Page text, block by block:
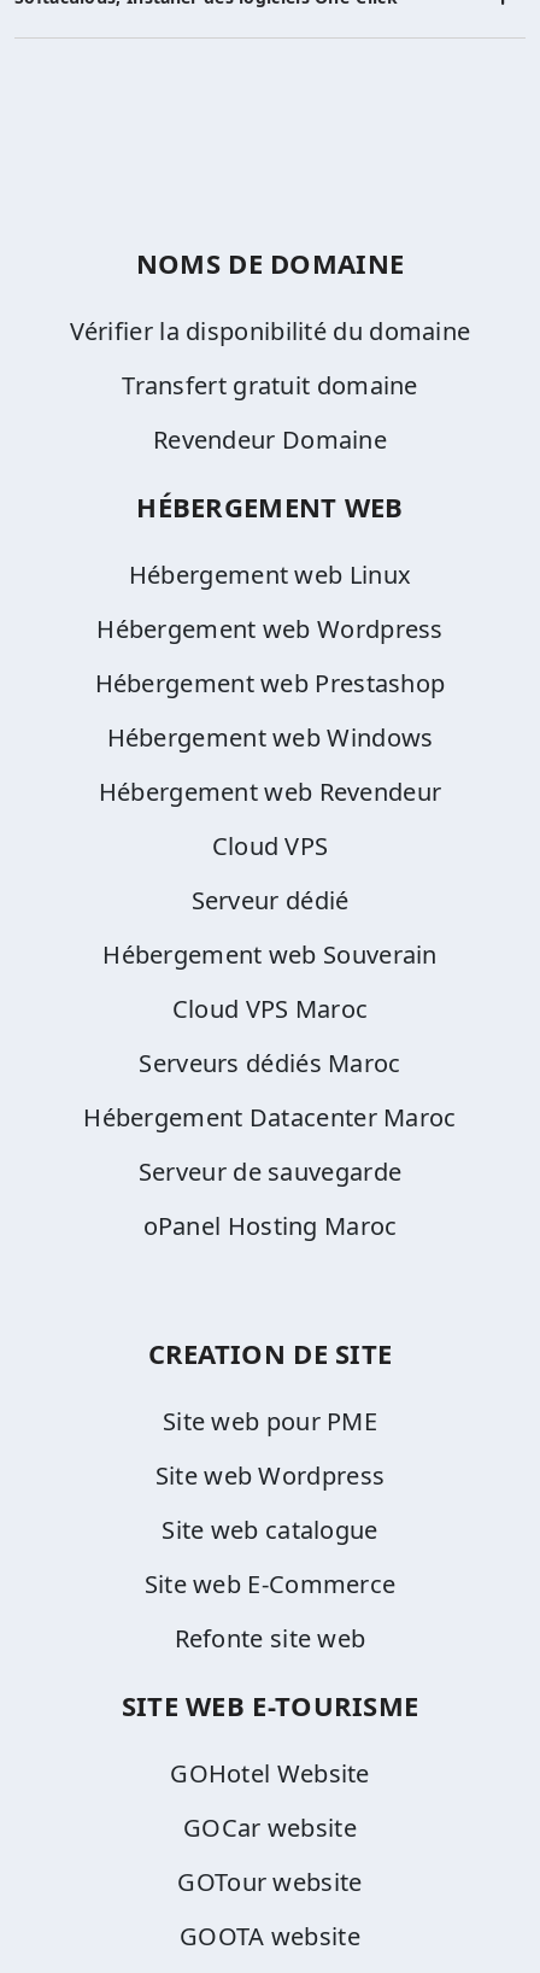
NOMS DE DOMAINE
Vérifier la disponibilité du domaine
Transfert gratuit domaine
Revendeur Domaine
HÉBERGEMENT WEB
Hébergement web Linux
Hébergement web Wordpress
Hébergement web Prestashop
Hébergement web Windows
Hébergement web Revendeur
Cloud VPS
Serveur dédié
Hébergement web Souverain
Cloud VPS Maroc
Serveurs dédiés Maroc
Hébergement Datacenter Maroc
Serveur de sauvegarde
oPanel Hosting Maroc
CREATION DE SITE
Site web pour PME
Site web Wordpress
Site web catalogue
Site web E-Commerce
Refonte site web
SITE WEB E-TOURISME
GOHotel Website
GOCar website
GOTour website
GOOTA website